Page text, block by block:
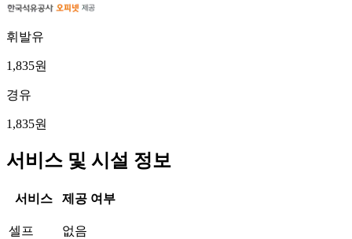
휘발유
1,835원
경유
1,835원
서비스 및 시설 정보
서비스 제공 여부
셀프 없음